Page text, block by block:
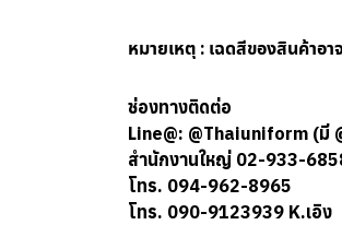
หมายเหตุ : เฉดสีของสินค้าอ
ช่องทางติดต่อ
Line@: @Thaiuniform (มี
สำนักงานใหญ่ 02-933-
โทร. 094-962-8965
โทร. 090-9123939 K.เอิง